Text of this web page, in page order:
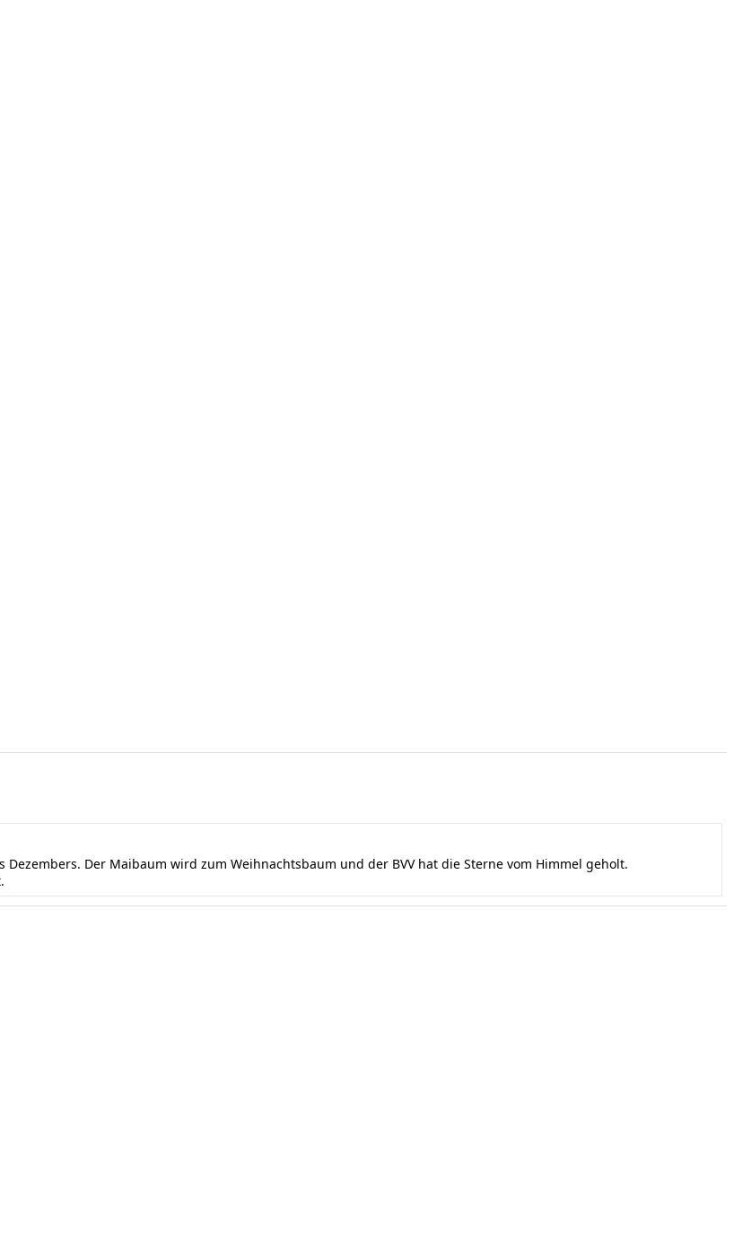
Der Maibaum wird zum Weihnachtsbaum und der BVV hat die Sterne vom Himmel geholt.